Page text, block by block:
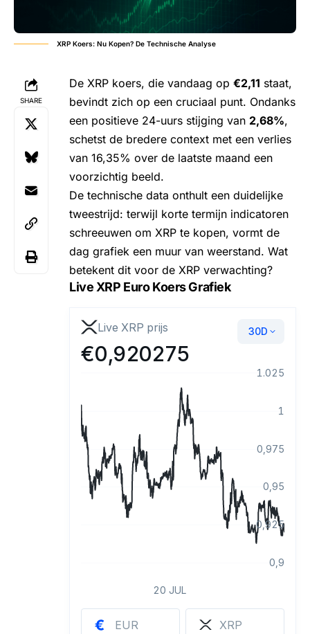
XRP Koers: Nu Kopen? De Technische Analyse
SHARE
De XRP koers, die vandaag op €2,11 staat,
bevindt zich op een cruciaal punt. Ondanks
een positieve 24-uurs stijging van 2,68%,
schetst de bredere context met een verlies
van 16,35% over de laatste maand een
voorzichtig beeld.
De technische data onthult een duidelijke
tweestrijd: terwijl korte termijn indicatoren
schreeuwen om XRP te kopen, vormt de
dag grafiek een muur van weerstand. Wat
betekent dit voor de XRP verwachting?
Live XRP Euro Koers Grafiek